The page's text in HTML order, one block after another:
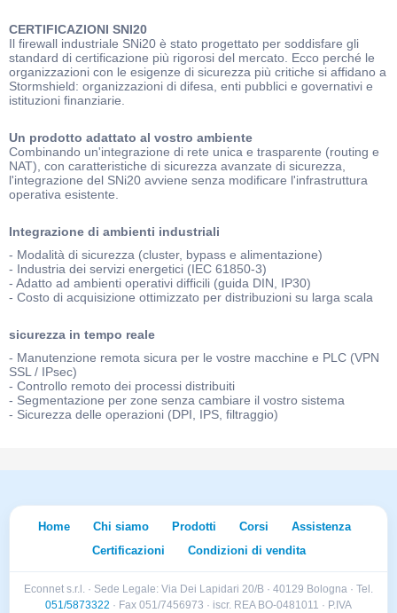
CERTIFICAZIONI SNI20
Il firewall industriale SNi20 è stato progettato per soddisfare gli
standard di certificazione più rigorosi del mercato. Ecco perché le
organizzazioni con le esigenze di sicurezza più critiche si affidano a
Stormshield: organizzazioni di difesa, enti pubblici e governativi e
istituzioni finanziarie.
Un prodotto adattato al vostro ambiente
Combinando un'integrazione di rete unica e trasparente (routing e
NAT), con caratteristiche di sicurezza avanzate di sicurezza,
l'integrazione del SNi20 avviene senza modificare l'infrastruttura
operativa esistente.
Integrazione di ambienti industriali
- Modalità di sicurezza (cluster, bypass e alimentazione)
- Industria dei servizi energetici (IEC 61850-3)
- Adatto ad ambienti operativi difficili (guida DIN, IP30)
- Costo di acquisizione ottimizzato per distribuzioni su larga scala
sicurezza in tempo reale
- Manutenzione remota sicura per le vostre macchine e PLC (VPN
SSL / IPsec)
- Controllo remoto dei processi distribuiti
- Segmentazione per zone senza cambiare il vostro sistema
- Sicurezza delle operazioni (DPI, IPS, filtraggio)
Home Chi siamo Prodotti Corsi
Assistenza
Certificazioni
Condizioni di vendita
Econnet s.r.l. · Sede Legale: Via Dei Lapidari 20/B · 40129 Bologna · Tel.
051/5873322 · Fax 051/7456973 · iscr. REA BO-0481011 · P.IVA